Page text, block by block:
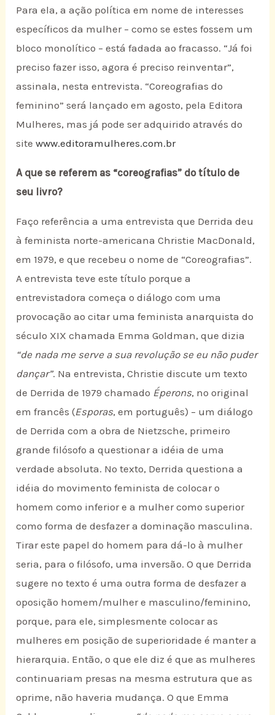
Para ela, a ação política em nome de interesses
específicos da mulher – como se estes fossem um
bloco monolítico – está fadada ao fracasso. “Já foi
preciso fazer isso, agora é preciso reinventar”,
assinala, nesta entrevista. “Coreografias do
feminino” será lançado em agosto, pela Editora
Mulheres, mas já pode ser adquirido através do
sitewww.editoramulheres.com.br
A que se referem as “coreografias” do título de
seu livro?
Faço referência a uma entrevista que Derrida deu
à feminista norte-americana Christie MacDonald,
em 1979, e que recebeu o nome de “Coreografias”.
A entrevista teve este título porque a
entrevistadora começa o diálogo com uma
provocação ao citar uma feminista anarquista do
século XIX chamada Emma Goldman, que dizia
“de nada me serve a sua revolução se eu não puder
dançar”. Na entrevista, Christie discute um texto
de Derrida de 1979 chamado Éperons, no original
em francês (Esporas, em português) – um diálogo
de Derrida com a obra de Nietzsche, primeiro
grande filósofo a questionar a idéia de uma
verdade absoluta. No texto, Derrida questiona a
idéia do movimento feminista de colocar o
homem como inferior e a mulher como superior
como forma de desfazer a dominação masculina.
Tirar este papel do homem para dá-lo à mulher
seria, para o filósofo, uma inversão. O que Derrida
sugere no texto é uma outra forma de desfazer a
oposição homem/mulher e masculino/feminino,
porque, para ele, simplesmente colocar as
mulheres em posição de superioridade é manter a
hierarquia. Então, o que ele diz é que as mulheres
continuariam presas na mesma estrutura que as
oprime, não haveria mudança. O que Emma